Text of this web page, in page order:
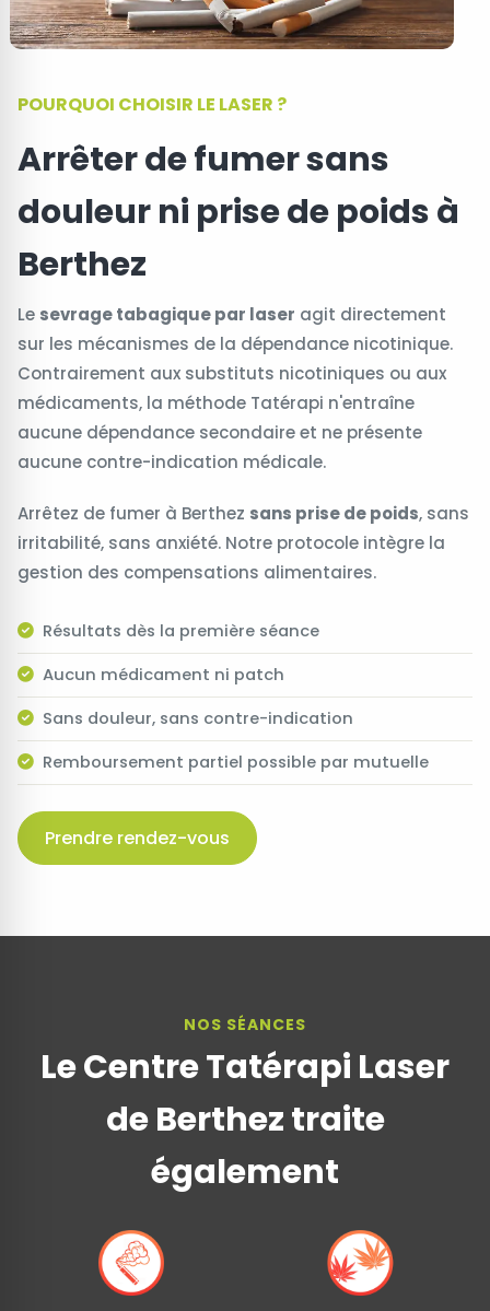
POURQUOI CHOISIR LE LASER ?
Arrêter de fumer sans
douleur ni prise de poids à
Berthez
Le sevrage tabagique par laser agit directement
sur les mécanismes de la dépendance nicotinique.
Contrairement aux substituts nicotiniques ou aux
médicaments, la méthode Tatérapi n'entraîne
aucune dépendance secondaire et ne présente
aucune contre-indication médicale.
Arrêtez de fumer à Berthez sans prise de poids, sans
irritabilité, sans anxiété. Notre protocole intègre la
gestion des compensations alimentaires.
Résultats dès la première séance
Aucun médicament ni patch
Sans douleur, sans contre-indication
Remboursement partiel possible par mutuelle
Prendre rendez-vous
NOS SÉANCES
Le Centre Tatérapi Laser
de Berthez traite
également